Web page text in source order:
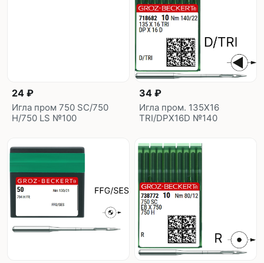
24 ₽
Игла пром 750 SC/750
H/750 LS №100
34 ₽
Игла пром. 135X16
TRI/DPX16D №140